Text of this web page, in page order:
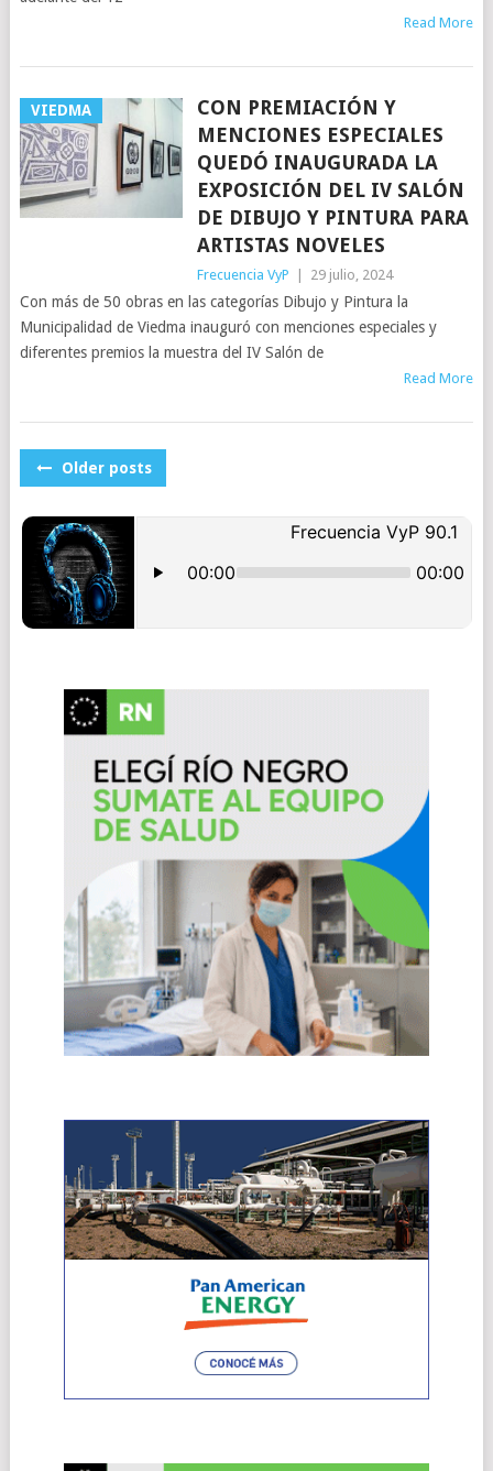
Read More
VIEDMA
CON PREMIACIÓN Y
MENCIONES ESPECIALES
QUEDÓ INAUGURADA LA
EXPOSICIÓN DEL IV SALÓN
DE DIBUJO Y PINTURA PARA
ARTISTAS NOVELES
Frecuencia VyP 29 julio, 2024
Con más de 50 obras en las categorías Dibujo y Pintura la
Municipalidad de Viedma inauguró con menciones especiales y
diferentes premios la muestra del IV Salón de
Read More
POSTS
Older posts